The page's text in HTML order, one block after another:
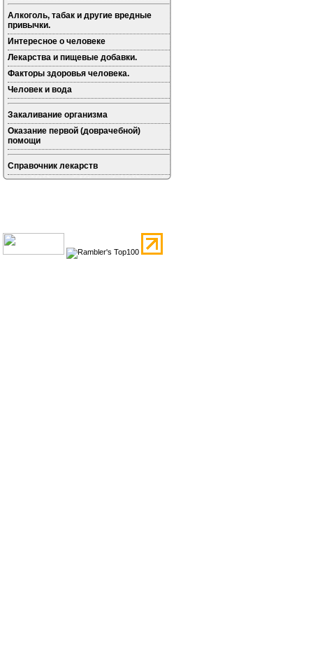
Алкоголь, табак и другие вредные
привычки.
Интересное о человеке
Лекарства и пищевые добавки.
Факторы здоровья человека.
Человек и вода
Закаливание организма
Оказание первой (доврачебной)
помощи
Справочник лекарств